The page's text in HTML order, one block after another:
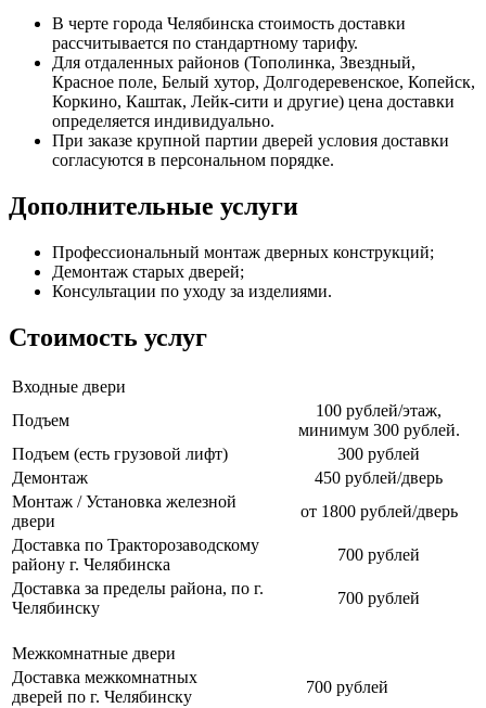
В черте города Челябинска стоимость доставки
рассчитывается по стандартному тарифу.
Для отдаленных районов (Тополинка, Звездный,
Красное поле, Белый хутор, Долгодеревенское, Копейск,
Коркино, Каштак, Лейк-сити и другие) цена доставки
определяется индивидуально.
При заказе крупной партии дверей условия доставки
согласуются в персональном порядке.
Дополнительные услуги
Профессиональный монтаж дверных конструкций;
Демонтаж старых дверей;
Консультации по уходу за изделиями.
Стоимость услуг
Входные двери
Подъем
100 рублей/этаж,
минимум 300 рублей.
Подъем (есть грузовой лифт)
300 рублей
Демонтаж
450 рублей/дверь
Монтаж / Установка железной
двери
от 1800 рублей/дверь
Доставка по Тракторозаводскому
району г. Челябинска
700 рублей
Доставка за пределы района, по г.
Челябинску
700 рублей
Межкомнатные двери
Доставка межкомнатных
дверей по г. Челябинску
700 рублей